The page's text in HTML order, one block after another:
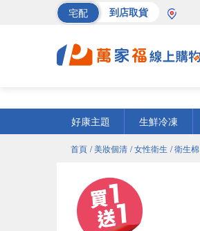
宅配 到店取貨
好康主題
生鮮冷凍
首頁 / 美妝個清 / 女性衛生 / 衛生棉